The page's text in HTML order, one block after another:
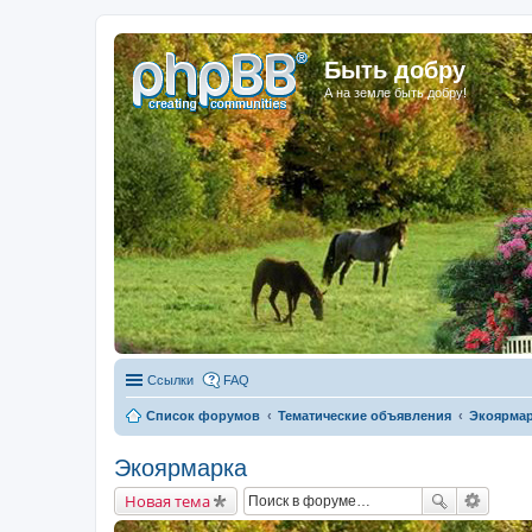
Быть добру
А на земле быть добру!
Ссылки FAQ
Список форумов Тематические объявления
Экоярмарка
Новая тема